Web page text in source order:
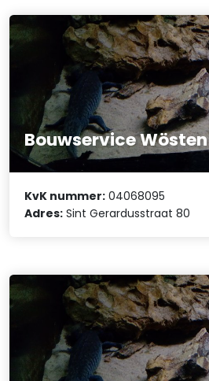
Bouwservice Wösten
KvK nummer: 04068095
Adres: Sint Gerardusstraat 80